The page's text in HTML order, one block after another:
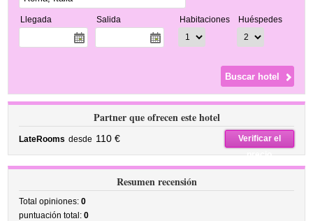
Llegada Salida Habitaciones Huéspedes
Partner que ofrecen este hotel
LateRooms desde 110 €
Verificar el
precio
Resumen recensión
Total opiniones:0
puntuación total:0